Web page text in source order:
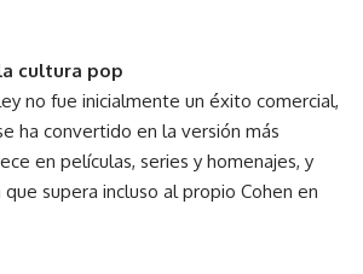
cultura pop
no fue inicialmente un éxito comercial,
ha convertido en la versión más
en películas, series y homenajes, y
supera incluso al propio Cohen en